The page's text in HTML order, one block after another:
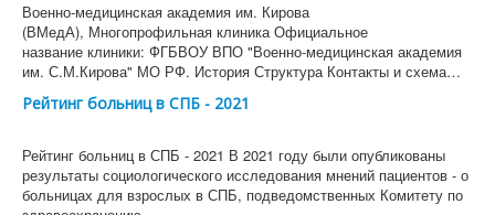
Военно-медицинская академия им. Кирова
(ВМедА), Многопрофильная клиника Официальное
название клиники: ФГБВОУ ВПО "Военно-медицинская академия
им. С.М.Кирова" МО РФ. История Структура Контакты и схема…
Рейтинг больниц в СПБ - 2021
Рейтинг больниц в СПБ - 2021 В 2021 году были опубликованы
результаты социологического исследования мнений пациентов - о
больницах для взрослых в СПБ, подведомственных Комитету по